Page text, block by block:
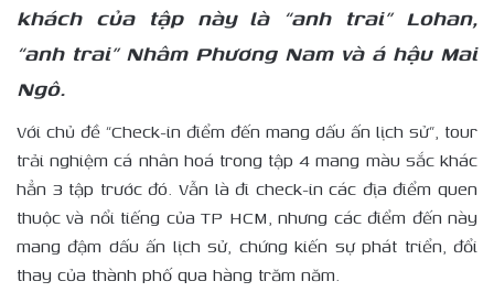
khách của tập này là “anh trai” Lohan,
“anh trai” Nhâm Phương Nam và á hậu Mai
Ngô.
Với chủ đề “Check-in điểm đến mang dấu ấn lịch sử”, tour
trải nghiệm cá nhân hoá trong tập 4 mang màu sắc khác
hẳn 3 tập trước đó. Vẫn là đi check-in các địa điểm quen
thuộc và nổi tiếng của TP HCM, nhưng các điểm đến này
mang đậm dấu ấn lịch sử, chứng kiến sự phát triển, đổi
thay của thành phố qua hàng trăm năm.